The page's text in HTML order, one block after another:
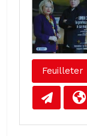
Feuilleter